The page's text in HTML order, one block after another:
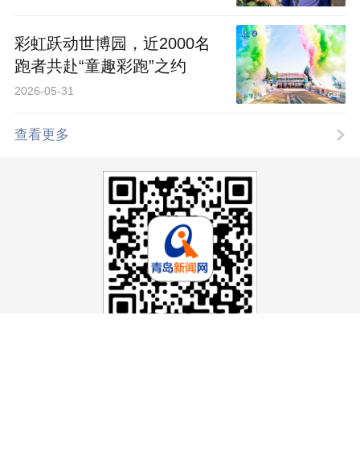
彩虹跃动世博园，近2000名
跑者共赴“童趣彩跑”之约
2026-05-31
查看更多